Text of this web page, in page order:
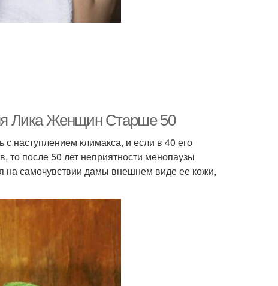
Лика Женщин Старше 50
наступлением климакса, и если в 40 его
то после 50 лет неприятности менопаузы
на самочувствии дамы внешнем виде ее кожи,